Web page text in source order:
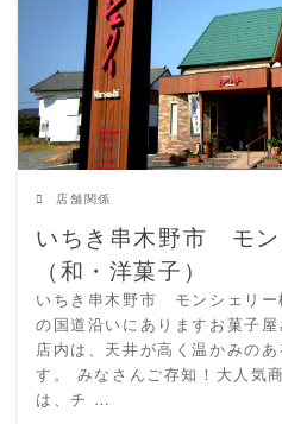
READ
店舗関係
いちき串木野市 モ
（和・洋菓子）
いちき串木野市 モンシェリ
の国道沿いにありますお菓子屋
店内は、天井が高く温かみの
す。 みなさんご存知！大人気
は、チ …